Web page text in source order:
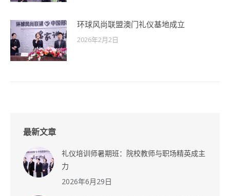
环球风尚联盟澳门礼仪基地成立
2026年2月2日
最新文章
礼仪培训师暑期班：院校教师与职场精英成主
力
2026年6月29日